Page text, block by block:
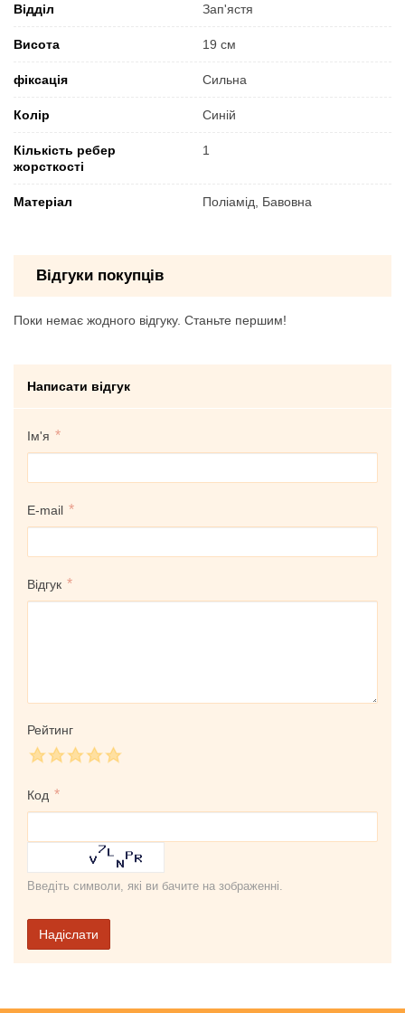
Відділ Зап'ястя
Висота 19 см
фіксація Сильна
Колір Синій
Кількість ребер
жорсткості
1
Матеріал Поліамід, Бавовна
Відгуки покупців
Поки немає жодного відгуку. Станьте першим!
Написати відгук
Ім'я
E-mail
Відгук
Рейтинг
Код
Введіть символи, які ви бачите на зображенні.
Надіслати